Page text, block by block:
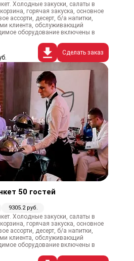
Холодные закуски, салаты в
горячая закуска, основное
ассорти, десерт, б/а напитки,
клиента, обслуживающий
оборудование включены в
Сделать заказ
50 гостей
9305.2 руб.
Холодные закуски, салаты в
горячая закуска, основное
ассорти, десерт, б/а напитки,
клиента, обслуживающий
оборудование включены в